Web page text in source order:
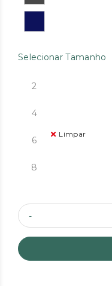
Selecionar Tamanho
2
4
6
8
Limpar